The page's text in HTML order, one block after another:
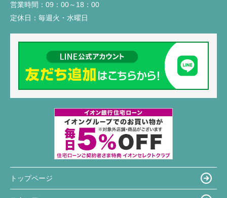
営業時間： 09：00～18：00
定休日： 毎週火・水曜日
トップページ